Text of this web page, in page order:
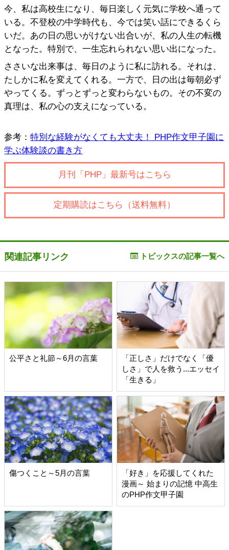
今、私は高校生になり、毎日楽しく元気に学校へ通って
いる。不登校の中学時代も、今では笑い話にできるくら
いだ。あの日の思いがけない出合いが、私の人生の転機
となった。特別で、一生忘れられない思い出になった。
ささいな出来事は、毎日のように私に訪れる。それは、
たしかに私を変えてくれる。一方で、日の出は毎朝必ず
やってくる。ずっとずっと変わらないもの。その不変の
真理は、私の心の支えになっている。
参考：特別な経験がなくても大丈夫！ PHP作文甲子園に
学ぶ体験談の書き方
月刊「PHP」最新号はこちら
定期購読はこちら（送料無料）
関連記事リンク トピックスの記事一覧へ
公平さと礼節～6月の言葉
「正しさ」だけでなく「優
しさ」で人を救う...エッセイ
「生きる」
傷つくこと～5月の言葉
「好き」を応援してくれた
漫画～ 始まりの記憶 中高生
のPHP作文甲子園